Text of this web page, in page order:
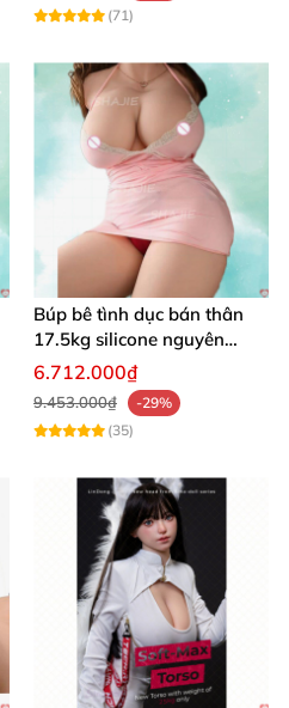
(71)
Búp bê tình dục bán thân
17.5kg silicone nguyên
khối, mềm mại, giống thật,
chất lượng cao
6.712.000₫
9.453.000₫
-29%
(35)